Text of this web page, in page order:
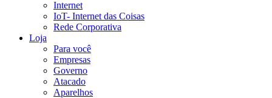
Internet
IoT- Internet das Coisas
Rede Corporativa
Loja
Para você
Empresas
Governo
Atacado
Aparelhos